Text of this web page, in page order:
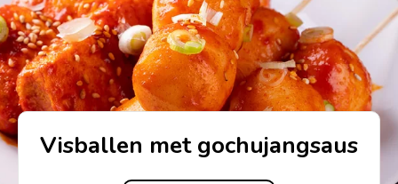
Visballen met gochujangsaus